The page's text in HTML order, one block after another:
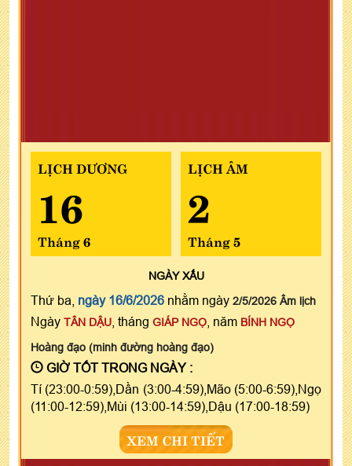
LỊCH DƯƠNG
16
Tháng 6
LỊCH ÂM
2
Tháng 5
NGÀYXẤU
Thứ ba, ngày 16/6/2026 nhằm ngày 2/5/2026 Âm lịch
Ngày TÂN DẬU , tháng GIÁP NGỌ , năm BÍNH NGỌ
Hoàng đạo (minh đường hoàng đạo)
GIỜ TỐT TRONG NGÀY :
Tí (23:00-0:59),Dần (3:00-4:59),Mão (5:00-6:59),Ngọ
(11:00-12:59),Mùi (13:00-14:59),Dậu (17:00-18:59)
XEM CHI TIẾT